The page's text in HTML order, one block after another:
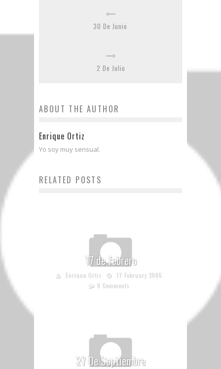
30 De Junio
2 De Julio
ABOUT THE AUTHOR
Enrique Ortiz
Yo soy muy sensual.
RELATED POSTS
17 de febrero
Enrique Ortiz
17 February 2006
0 Comments
27 De Septiembre